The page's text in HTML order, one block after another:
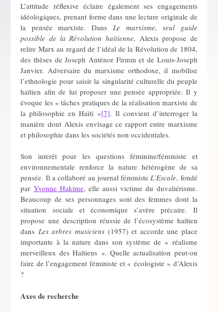
L’attitude réflexive éclaire également ses engagements
idéologiques, prenant forme dans une lecture originale de
la pensée marxiste. Dans Le marxisme, seul guide
possible de la Révolution haïtienne, Alexis propose de
relire Marx au regard de l’idéal de la Révolution de 1804,
des thèses de Joseph Anténor Firmin et de Louis-Joseph
Janvier. Adversaire du marxisme orthodoxe, il mobilise
l’ethnologie pour saisir la singularité culturelle du peuple
haïtien afin de lui proposer une pensée appropriée. Il y
évoque les « tâches pratiques de la réalisation marxiste de
la philosophie en Haïti »[7]. Il convient d’interroger la
manière dont Alexis envisage ce rapport entre marxisme
et philosophie dans les sociétés non occidentales.
Son intérêt pour les questions féminine/féministe et
environnementale renforce la nature hétérogène de sa
pensée. Il a collaboré au journal féministeL’Escale, fondé
par Yvonne Hakime, elle aussi victime du duvaliérisme.
Beaucoup de ses personnages sont des femmes dont la
situation sociale et économique s’avère précaire. Il
propose une description réussie de l’écosystème haïtien
dans Les arbres musiciens(1957) et accorde une place
importante à la nature dans son système de « réalisme
merveilleux des Haïtiens ». Quelle actualisation peut-on
faire de l’engagement féministe et « écologiste » d’Alexis
?
Axes de recherche